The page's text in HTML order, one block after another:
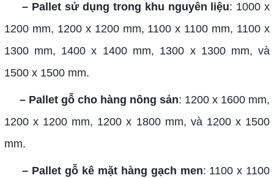
– Pallet sử dụng trong khu nguyên liệu: 1000 x
1200 mm, 1200 x 1200 mm, 1100 x 1100 mm, 1100 x
1300 mm, 1400 x 1400 mm, 1300 x 1300 mm, và
1500 x 1500 mm.
– Pallet gỗ cho hàng nông sản: 1200 x 1600 mm,
1200 x 1200 mm, 1200 x 1800 mm, và 1200 x 1500
mm.
– Pallet gỗ kê mặt hàng gạch men: 1100 x 1100